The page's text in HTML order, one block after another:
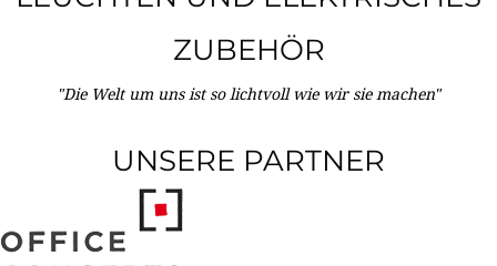
ZUBEHÖR
"Die Welt um uns ist so lichtvoll wie wir sie machen"
UNSERE PARTNER